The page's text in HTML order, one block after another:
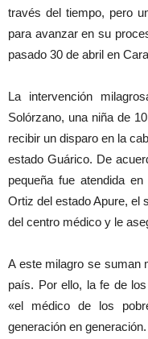
través del tiempo, pero
para avanzar en su
pasado 30 de abril en
La intervención
Solórzano, una niña de
recibir un disparo en la
estado Guárico. De
pequeña fue atendida
Ortiz del estado Apure, el
del centro médico y le
A este milagro se suman
país. Por ello, la fe de
«el médico de los
generación en generación.